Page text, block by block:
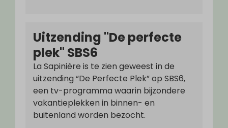
Uitzending "De perfecte
plek" SBS6
La Sapinière is te zien geweest in de
uitzending “De Perfecte Plek” op SBS6,
een tv-programma waarin bijzondere
vakantieplekken in binnen- en
buitenland worden bezocht.